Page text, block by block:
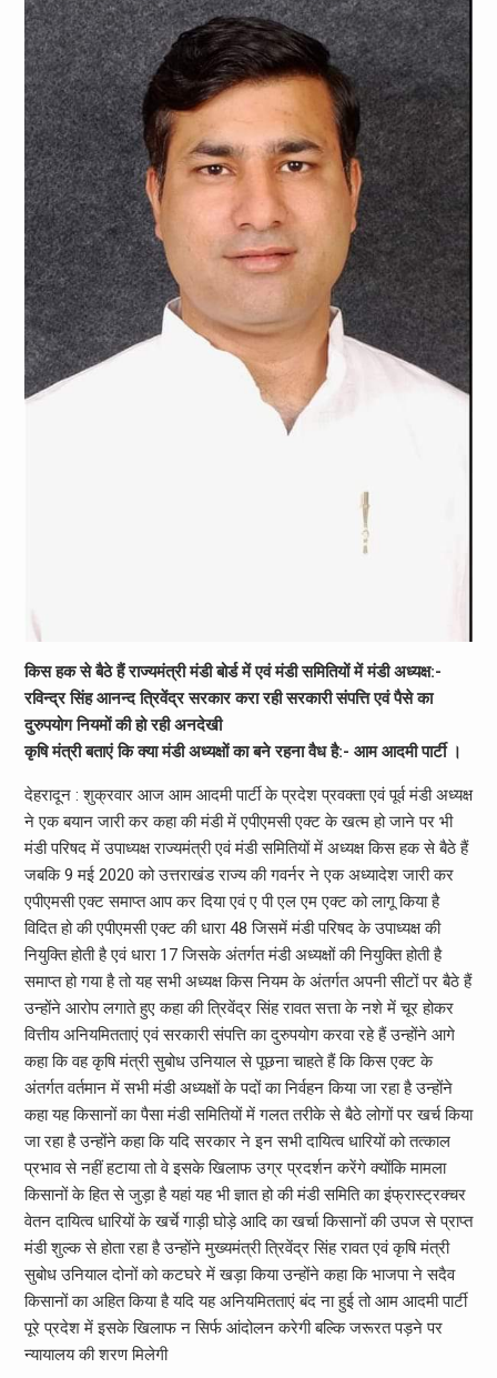
किस हक से बैठे हैं राज्यमंत्री मंडी बोर्ड में एवं मंडी समितियों में मंडी अध्यक्ष:-
रविन्द्र सिंह आनन्द त्रिवेंद्र सरकार करा रही सरकारी संपत्ति एवं पैसे का
दुरुपयोग नियमों की हो रही अनदेखी
कृषि मंत्री बताएं कि क्या मंडी अध्यक्षों का बने रहना वैध है:- आम आदमी पार्टी ।
देहरादून : शुक्रवार आज आम आदमी पार्टी के प्रदेश प्रवक्ता एवं पूर्व मंडी अध्यक्ष
ने एक बयान जारी कर कहा की मंडी में एपीएमसी एक्ट के खत्म हो जाने पर भी
मंडी परिषद में उपाध्यक्ष राज्यमंत्री एवं मंडी समितियों में अध्यक्ष किस हक से बैठे हैं
जबकि 9 मई 2020 को उत्तराखंड राज्य की गवर्नर ने एक अध्यादेश जारी कर
एपीएमसी एक्ट समाप्त आप कर दिया एवं ए पी एल एम एक्ट को लागू किया है
विदित हो की एपीएमसी एक्ट की धारा 48 जिसमें मंडी परिषद के उपाध्यक्ष की
नियुक्ति होती है एवं धारा 17 जिसके अंतर्गत मंडी अध्यक्षों की नियुक्ति होती है
समाप्त हो गया है तो यह सभी अध्यक्ष किस नियम के अंतर्गत अपनी सीटों पर बैठे हैं
उन्होंने आरोप लगाते हुए कहा की त्रिवेंद्र सिंह रावत सत्ता के नशे में चूर होकर
वित्तीय अनियमितताएं एवं सरकारी संपत्ति का दुरुपयोग करवा रहे हैं उन्होंने आगे
कहा कि वह कृषि मंत्री सुबोध उनियाल से पूछना चाहते हैं कि किस एक्ट के
अंतर्गत वर्तमान में सभी मंडी अध्यक्षों के पदों का निर्वहन किया जा रहा है उन्होंने
कहा यह किसानों का पैसा मंडी समितियों में गलत तरीके से बैठे लोगों पर खर्च किया
जा रहा है उन्होंने कहा कि यदि सरकार ने इन सभी दायित्व धारियों को तत्काल
प्रभाव से नहीं हटाया तो वे इसके खिलाफ उग्र प्रदर्शन करेंगे क्योंकि मामला
किसानों के हित से जुड़ा है यहां यह भी ज्ञात हो की मंडी समिति का इंफ्रास्ट्रक्चर
वेतन दायित्व धारियों के खर्चे गाड़ी घोड़े आदि का खर्चा किसानों की उपज से प्राप्त
मंडी शुल्क से होता रहा है उन्होंने मुख्यमंत्री त्रिवेंद्र सिंह रावत एवं कृषि मंत्री
सुबोध उनियाल दोनों को कटघरे में खड़ा किया उन्होंने कहा कि भाजपा ने सदैव
किसानों का अहित किया है यदि यह अनियमितताएं बंद ना हुई तो आम आदमी पार्टी
पूरे प्रदेश में इसके खिलाफ न सिर्फ आंदोलन करेगी बल्कि जरूरत पड़ने पर
न्यायालय की शरण मिलेगी